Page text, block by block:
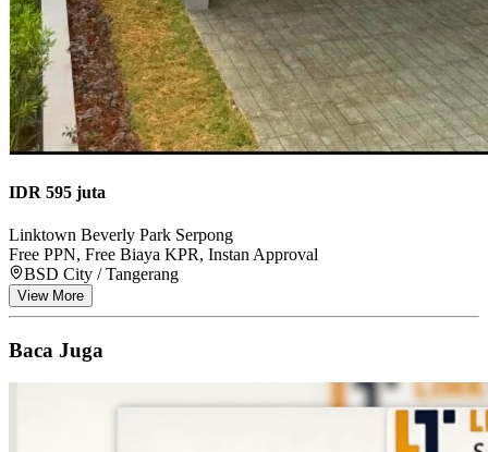
IDR 595 juta
Linktown Beverly Park Serpong
Free PPN, Free Biaya KPR, Instan Approval
BSD City / Tangerang
View More
Baca Juga